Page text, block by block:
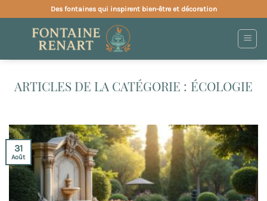
au
contenu
Des fontaines qui inspirent bien-être et décoration
ÉCOLOGIE
31
Août